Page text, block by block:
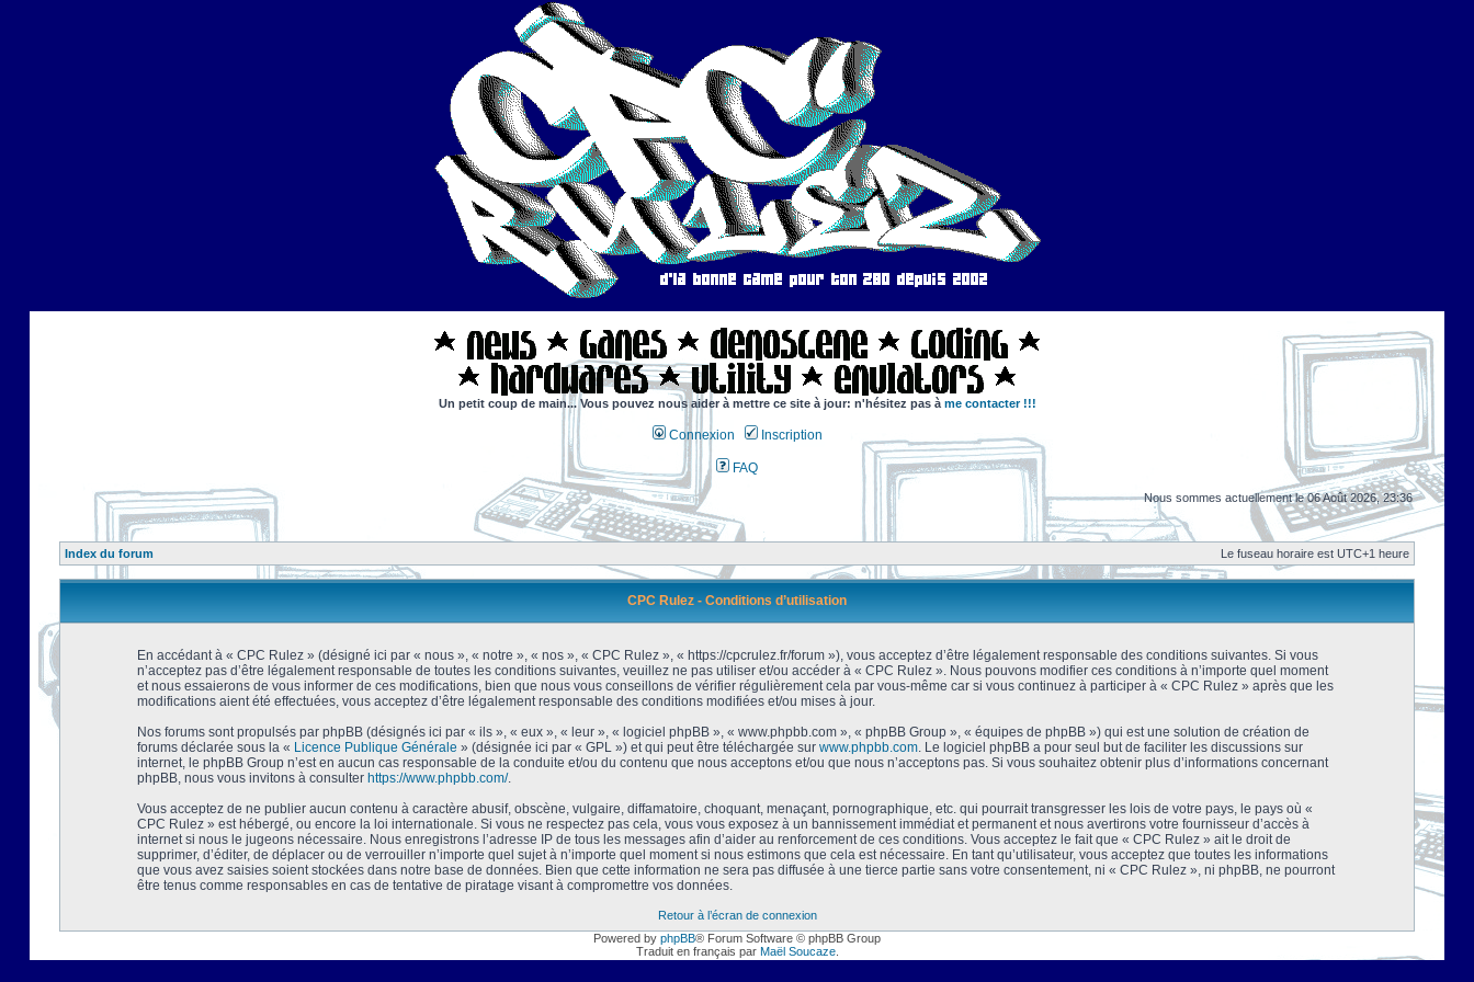
Un petit coup de main... Vous pouvez nous aider à mettre ce site à jour: n'hésitez pas à me contacter !!!
Connexion Inscription
FAQ
Nous sommes actuellement le 06 Août 2026, 23:36
Index du forum Le fuseau horaire est UTC+1 heure
CPC Rulez - Conditions d’utilisation
En accédant à « CPC Rulez » (désigné ici par « nous », « notre », « nos », « CPC Rulez », « https://cpcrulez.fr/forum »), vous acceptez d’être légalement responsable des conditions suivantes. Si vous
n’acceptez pas d’être légalement responsable de toutes les conditions suivantes, veuillez ne pas utiliser et/ou accéder à « CPC Rulez ». Nous pouvons modifier ces conditions à n’importe quel moment
et nous essaierons de vous informer de ces modifications, bien que nous vous conseillons de vérifier régulièrement cela par vous-même car si vous continuez à participer à « CPC Rulez » après que les
modifications aient été effectuées, vous acceptez d’être légalement responsable des conditions modifiées et/ou mises à jour.
Nos forums sont propulsés par phpBB (désignés ici par « ils », « eux », « leur », « logiciel phpBB », « www.phpbb.com », « phpBB Group », « équipes de phpBB ») qui est une solution de création de
forums déclarée sous la « Licence Publique Générale » (désignée ici par « GPL ») et qui peut être téléchargée sur www.phpbb.com. Le logiciel phpBB a pour seul but de faciliter les discussions sur
internet, le phpBB Group n’est en aucun cas responsable de la conduite et/ou du contenu que nous acceptons et/ou que nous n’acceptons pas. Si vous souhaitez obtenir plus d’informations concernant
phpBB, nous vous invitons à consulter https://www.phpbb.com/.
Vous acceptez de ne publier aucun contenu à caractère abusif, obscène, vulgaire, diffamatoire, choquant, menaçant, pornographique, etc. qui pourrait transgresser les lois de votre pays, le pays où «
CPC Rulez » est hébergé, ou encore la loi internationale. Si vous ne respectez pas cela, vous vous exposez à un bannissement immédiat et permanent et nous avertirons votre fournisseur d’accès à
internet si nous le jugeons nécessaire. Nous enregistrons l’adresse IP de tous les messages afin d’aider au renforcement de ces conditions. Vous acceptez le fait que « CPC Rulez » ait le droit de
supprimer, d’éditer, de déplacer ou de verrouiller n’importe quel sujet à n’importe quel moment si nous estimons que cela est nécessaire. En tant qu’utilisateur, vous acceptez que toutes les informations
que vous avez saisies soient stockées dans notre base de données. Bien que cette information ne sera pas diffusée à une tierce partie sans votre consentement, ni « CPC Rulez », ni phpBB, ne pourront
être tenus comme responsables en cas de tentative de piratage visant à compromettre vos données.
Retour à l’écran de connexion
Powered by phpBB® Forum Software © phpBB Group
Traduit en français par Maël Soucaze.